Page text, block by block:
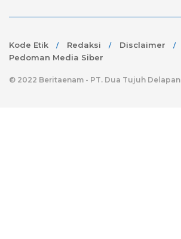
Kode Etik Redaksi
Disclaimer
Pedoman Media Siber
© 2022 Beritaenam - PT. Dua Tujuh Delapan